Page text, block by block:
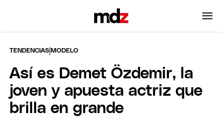
TENDENCIAS |MODELO
Así es Demet Özdemir, la
joven y apuesta actriz que
brilla en grande